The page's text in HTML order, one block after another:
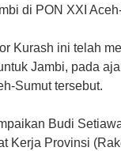
di PON XXI
Kurash ini telah
Jambi, pada
Sumut tersebut.
Budi
Kerja Provinsi